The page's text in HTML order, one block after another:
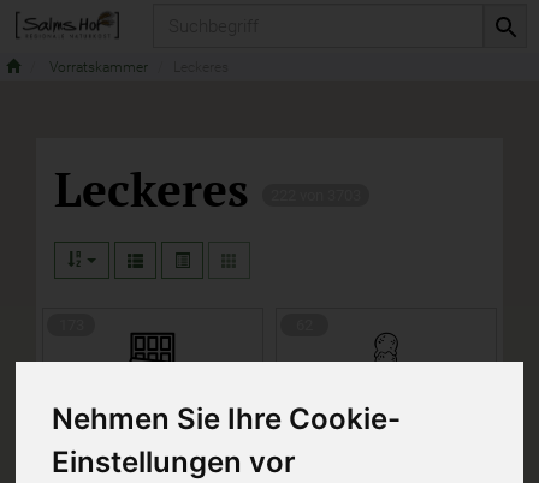
Nehmen Sie Ihre Cookie-
Einstellungen vor
Vorratskammer
Leckeres
Leckeres für Große Leckeres für Kinder